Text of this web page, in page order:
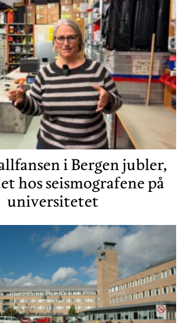
i Bergen jubler,
hos seismografene på
universitetet